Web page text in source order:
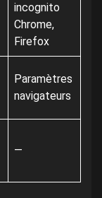
incognito
Chrome,
Firefox
Paramètres
navigateurs
—